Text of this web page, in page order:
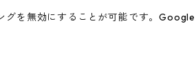
を無効にすることが可能です。